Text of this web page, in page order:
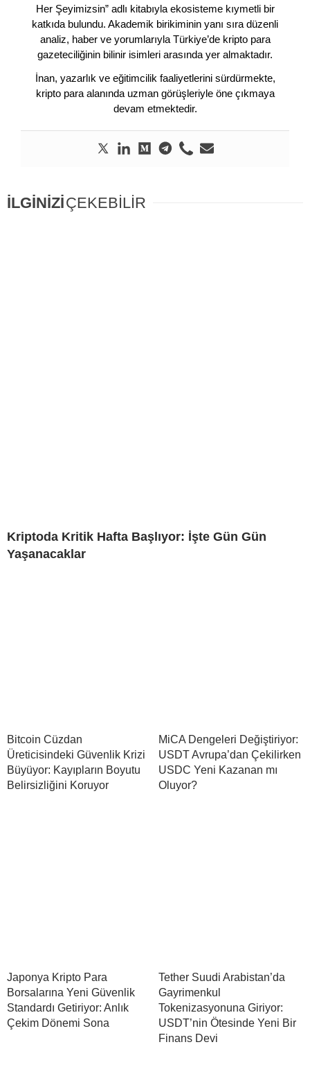
Her Şeyimizsin” adlı kitabıyla ekosisteme kıymetli bir
katkıda bulundu. Akademik birikiminin yanı sıra düzenli
analiz, haber ve yorumlarıyla Türkiye’de kripto para
gazeteciliğinin bilinir isimleri arasında yer almaktadır.
İnan, yazarlık ve eğitimcilik faaliyetlerini sürdürmekte,
kripto para alanında uzman görüşleriyle öne çıkmaya
devam etmektedir.
İLGİNİZİÇEKEBİLİR
Kriptoda Kritik Hafta Başlıyor: İşte Gün Gün
Yaşanacaklar
Bitcoin Cüzdan
Üreticisindeki Güvenlik Krizi
Büyüyor: Kayıpların Boyutu
Belirsizliğini Koruyor
MiCA Dengeleri Değiştiriyor:
USDT Avrupa’dan Çekilirken
USDC Yeni Kazanan mı
Oluyor?
Japonya Kripto Para
Borsalarına Yeni Güvenlik
Standardı Getiriyor: Anlık
Çekim Dönemi Sona
Tether Suudi Arabistan’da
Gayrimenkul
Tokenizasyonuna Giriyor:
USDT’nin Ötesinde Yeni Bir
Finans Devi